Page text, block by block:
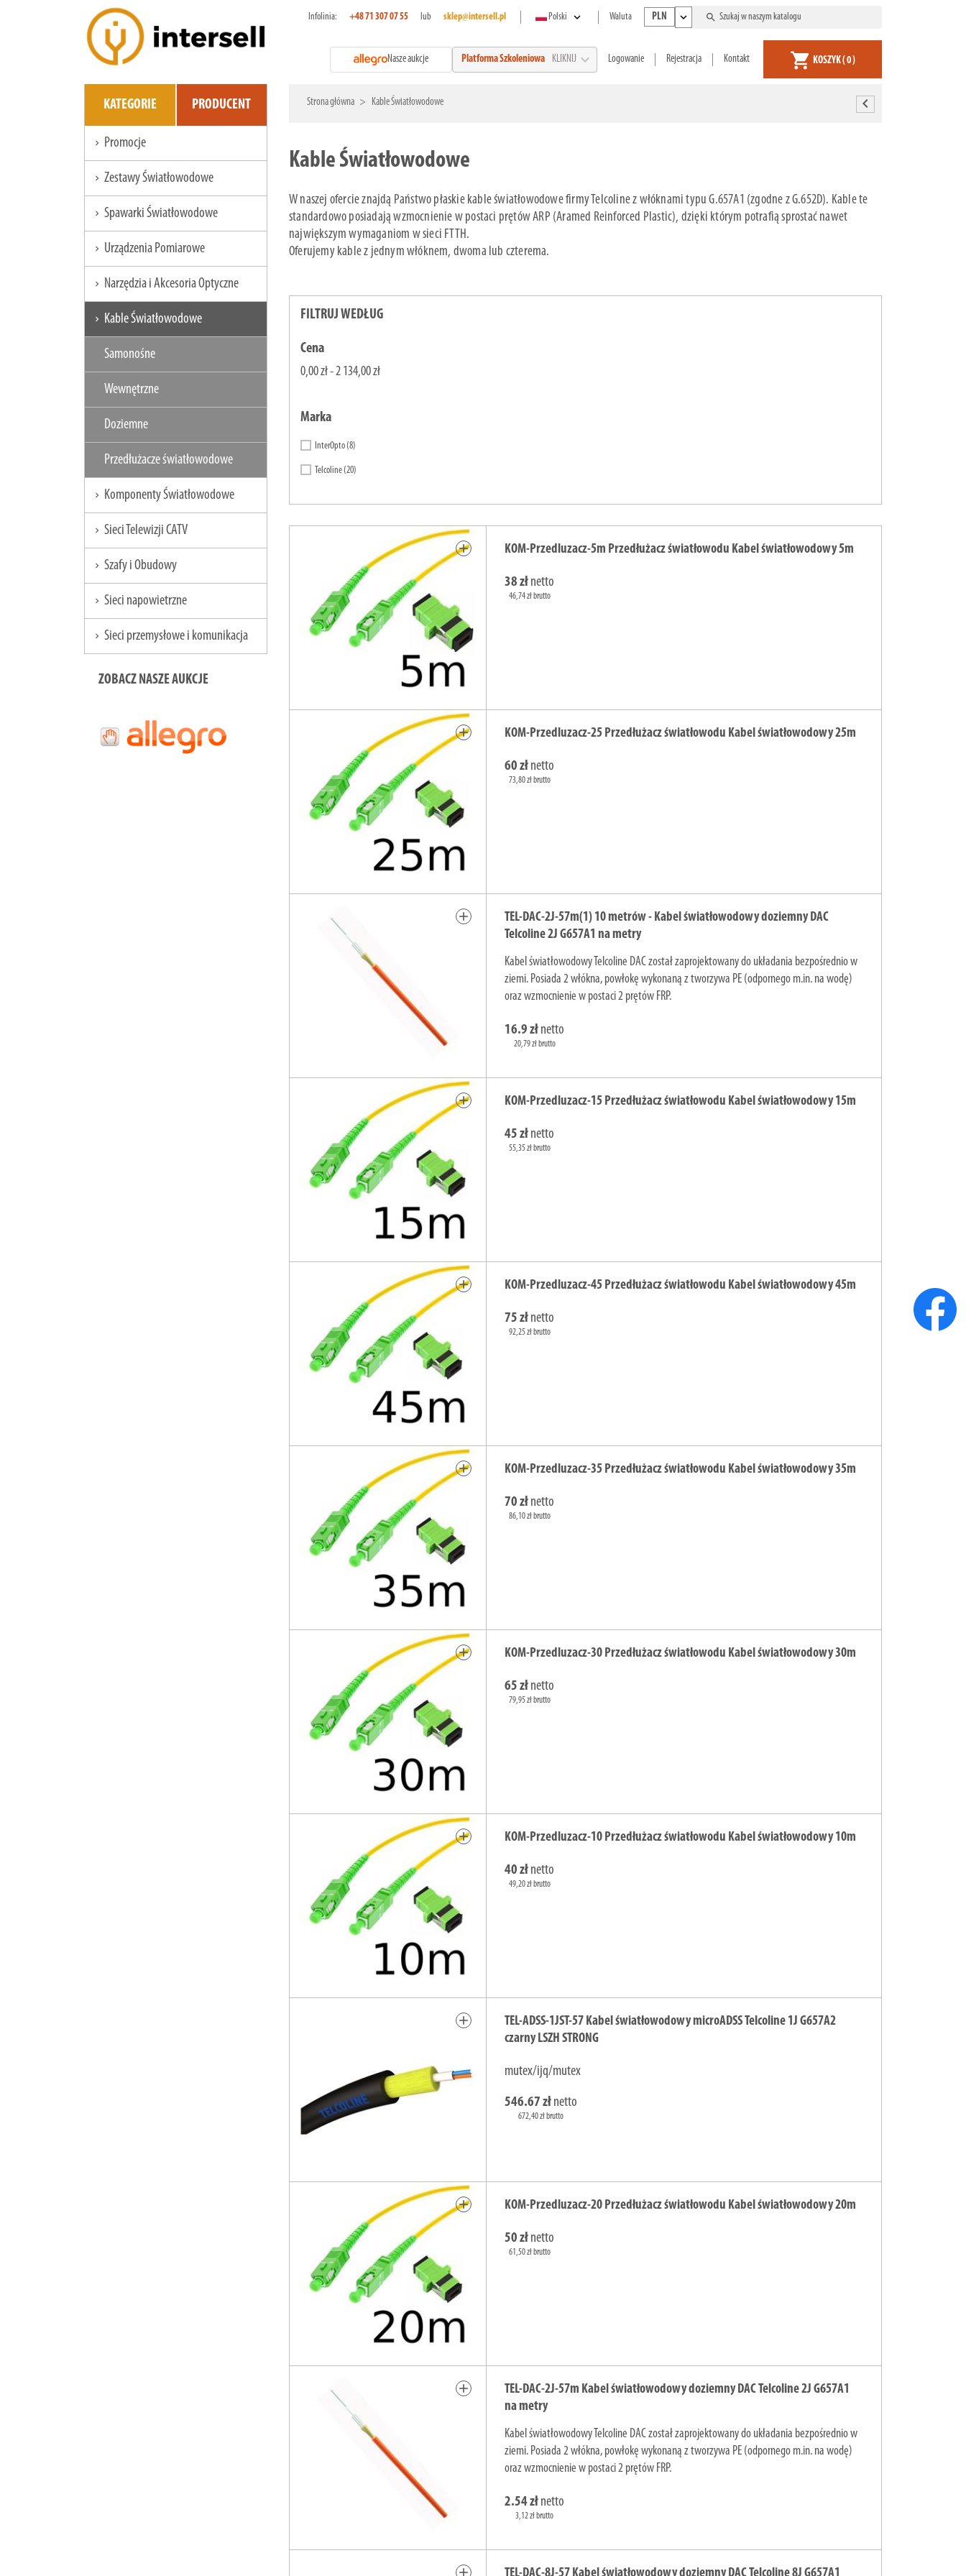
Infolinia: +48 71 307 07 55 lub sklep@intersell.pl Polski expand_more Waluta PLN expand_more search
Nasze aukcje Platforma Szkoleniowa KLIKNIJ expand_more Logowanie Rejestracja Kontakt shopping_cart KOSZYK( 0 )
KATEGORIE PRODUCENT
chevron_right Promocje
chevron_right Zestawy Światłowodowe
chevron_right Spawarki Światłowodowe
chevron_right Urządzenia Pomiarowe
chevron_right Narzędzia i Akcesoria Optyczne
chevron_right Kable Światłowodowe
Samonośne
Wewnętrzne
Doziemne
Przedłużacze światłowodowe
chevron_right Komponenty Światłowodowe
chevron_right Sieci Telewizji CATV
chevron_right Szafy i Obudowy
chevron_right Sieci napowietrzne
chevron_right Sieci przemysłowe i komunikacja
ZOBACZ NASZE AUKCJE
Strona główna Kable Światłowodowe chevron_left
Kable Światłowodowe
W naszej ofercie znajdą Państwo płaskie kable światłowodowe firmy Telcoline z włóknami typu G.657A1 (zgodne z G.652D). Kable te
standardowo posiadają wzmocnienie w postaci prętów ARP (Aramed Reinforced Plastic), dzięki którym potrafią sprostać nawet
największym wymaganiom w sieci FTTH.
Oferujemy kable z jednym włóknem, dwoma lub czterema.
FILTRUJ WEDŁUG
Cena
0,00 zł - 2 134,00 zł
Marka
InterOpto(8)
Telcoline(20)
add KOM-Przedluzacz-5m Przedłużacz światłowodu Kabel światłowodowy 5m
38 zł netto
46,74 zł brutto
add KOM-Przedluzacz-25 Przedłużacz światłowodu Kabel światłowodowy 25m
60 zł netto
73,80 zł brutto
add
TEL-DAC-2J-57m(1) 10 metrów - Kabel światłowodowy doziemny DAC
Telcoline 2J G657A1 na metry
Kabel światłowodowy Telcoline DAC został zaprojektowany do układania bezpośrednio w
ziemi. Posiada 2 włókna, powłokę wykonaną z tworzywa PE (odpornego m.in. na wodę)
oraz wzmocnienie w postaci 2 prętów FRP.
16.9 zł netto
20,79 zł brutto
add KOM-Przedluzacz-15 Przedłużacz światłowodu Kabel światłowodowy 15m
45 zł netto
55,35 zł brutto
add KOM-Przedluzacz-45 Przedłużacz światłowodu Kabel światłowodowy 45m
75 zł netto
92,25 zł brutto
add KOM-Przedluzacz-35 Przedłużacz światłowodu Kabel światłowodowy 35m
70 zł netto
86,10 zł brutto
add KOM-Przedluzacz-30 Przedłużacz światłowodu Kabel światłowodowy 30m
65 zł netto
79,95 zł brutto
add KOM-Przedluzacz-10 Przedłużacz światłowodu Kabel światłowodowy 10m
40 zł netto
49,20 zł brutto
add
TEL-ADSS-1JST-57 Kabel światłowodowy microADSS Telcoline 1J G657A2
czarny LSZH STRONG
mutex/ijq/mutex
546.67 zł netto
672,40 zł brutto
add KOM-Przedluzacz-20 Przedłużacz światłowodu Kabel światłowodowy 20m
50 zł netto
61,50 zł brutto
add
TEL-DAC-2J-57m Kabel światłowodowy doziemny DAC Telcoline 2J G657A1
na metry
Kabel światłowodowy Telcoline DAC został zaprojektowany do układania bezpośrednio w
ziemi. Posiada 2 włókna, powłokę wykonaną z tworzywa PE (odpornego m.in. na wodę)
oraz wzmocnienie w postaci 2 prętów FRP.
2.54 zł netto
3,12 zł brutto
add